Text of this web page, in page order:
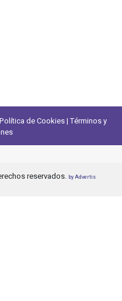
Política de Cookies|Términos y
reservados. by Advertis